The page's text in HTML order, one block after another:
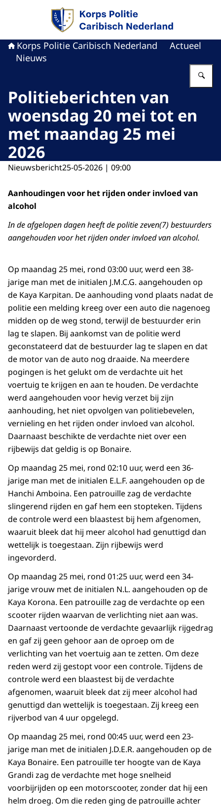
Naar de homepage van Politie Caribisch
Korps Politie Caribisch Nederland
Actueel
Nieuws
Politieberichten van
woensdag 20 mei tot en
met maandag 25 mei
2026
Nieuwsbericht25-05-2026 | 09:00
Aanhoudingen voor het rijden onder invloed van
alcohol
In de afgelopen dagen heeft de politie zeven(7) bestuurders
aangehouden voor het rijden onder invloed van alcohol.
Op maandag 25 mei, rond 03:00 uur, werd een 38-
jarige man met de initialen J.M.C.G. aangehouden op
de Kaya Karpitan. De aanhouding vond plaats nadat de
politie een melding kreeg over een auto die nagenoeg
midden op de weg stond, terwijl de bestuurder erin
lag te slapen. Bij aankomst van de politie werd
geconstateerd dat de bestuurder lag te slapen en dat
de motor van de auto nog draaide. Na meerdere
pogingen is het gelukt om de verdachte uit het
voertuig te krijgen en aan te houden. De verdachte
werd aangehouden voor hevig verzet bij zijn
aanhouding, het niet opvolgen van politiebevelen,
vernieling en het rijden onder invloed van alcohol.
Daarnaast beschikte de verdachte niet over een
rijbewijs dat geldig is op Bonaire.
Op maandag 25 mei, rond 02:10 uur, werd een 36-
jarige man met de initialen E.L.F. aangehouden op de
Hanchi Amboina. Een patrouille zag de verdachte
slingerend rijden en gaf hem een stopteken. Tijdens
de controle werd een blaastest bij hem afgenomen,
waaruit bleek dat hij meer alcohol had genuttigd dan
wettelijk is toegestaan. Zijn rijbewijs werd
ingevorderd.
Op maandag 25 mei, rond 01:25 uur, werd een 34-
jarige vrouw met de initialen N.L. aangehouden op de
Kaya Korona. Een patrouille zag de verdachte op een
scooter rijden waarvan de verlichting niet aan was.
Daarnaast vertoonde de verdachte gevaarlijk rijgedrag
en gaf zij geen gehoor aan de oproep om de
verlichting van het voertuig aan te zetten. Om deze
reden werd zij gestopt voor een controle. Tijdens de
controle werd een blaastest bij de verdachte
afgenomen, waaruit bleek dat zij meer alcohol had
genuttigd dan wettelijk is toegestaan. Zij kreeg een
rijverbod van 4 uur opgelegd.
Op maandag 25 mei, rond 00:45 uur, werd een 23-
jarige man met de initialen J.D.E.R. aangehouden op de
Kaya Bonaire. Een patrouille ter hoogte van de Kaya
Grandi zag de verdachte met hoge snelheid
voorbijrijden op een motorscooter, zonder dat hij een
helm droeg. Om die reden ging de patrouille achter